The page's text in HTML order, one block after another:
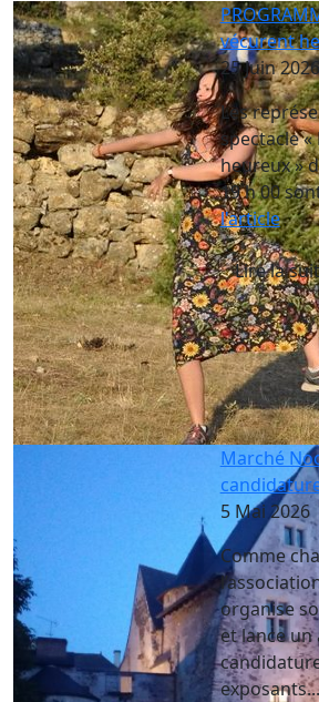
vécurent
25 Juin 2026
Les
spectacle
heureux »
19 h 00
l'article
Lire la
Marché
5 Mai 2026
Comme
organise
et lance un